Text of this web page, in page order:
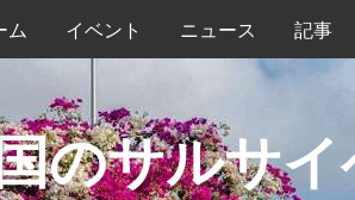
ム イベント ニュース 記事
のサルサイ